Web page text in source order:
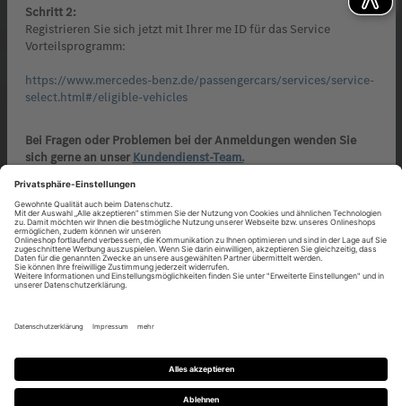
Schritt 2:
Registrieren Sie sich jetzt mit Ihrer me ID für das Service
Vorteilsprogramm:
https://www.mercedes-benz.de/passengercars/services/service-
select.html#/eligible-vehicles
Bei Fragen oder Problemen bei der Anmeldungen wenden Sie
sich gerne an unser Kundendienst-Team.
Wir freuen uns auf Ihren Besuch!